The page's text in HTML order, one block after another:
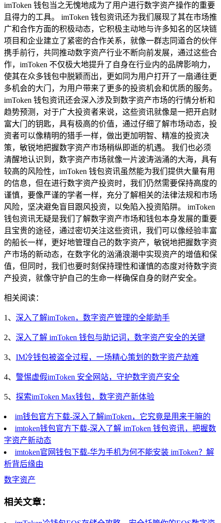
imToken 钱包当之无愧地成为了用户进行数字资产操作的重要
且得力的工具。 imToken 钱包资讯还为我们展现了其在市场推
广和合作方面的积极动态，它积极主动地与许多知名的区块链
项目和企业建立了紧密的合作关系，就像一群志同道合的伙伴
携手前行，共同推动数字资产行业不断向前发展，通过这些合
作，imToken 不仅极大地提升了自身在行业内的品牌影响力，
使其在众多钱包中脱颖而出，更如同为用户打开了一扇通往更
多机会的大门，为用户带来了更多的投资机会和优质的服务。
imToken 钱包资讯还会深入涉及到数字资产市场的行情分析和
趋势预测，对于广大投资者来说，这些资讯就像是一把开启财
富大门的钥匙，具有极高的价值，通过仔细了解市场动态，投
资者可以像精明的猎手一样，做出更加明智、精准的投资决
策，敏锐地把握数字资产市场稍纵即逝的机遇。 我们也必须
清醒地认识到，数字资产市场就像一片波涛汹涌的大海，具有
较高的风险性，imToken 钱包资讯虽然能为我们提供大量有用
的信息，但在进行数字资产投资时，我们仍然需要保持高度的
谨慎，要像严谨的学者一样，充分了解相关的法律法规和市场
风险，坚决避免盲目跟风投资，以免陷入投资陷阱。 imToken
钱包资讯无疑是我们了解数字资产市场和钱包本身发展的重要
且宝贵的途径，通过密切关注这些资讯，我们可以像经验丰富
的船长一样，更好地管理自己的数字资产，敏锐地把握数字资
产市场的新动态，在数字化的汹涌浪潮中实现资产的增值和保
值，但同时，我们也要时刻保持理性和谨慎的态度对待数字资
产投资，就像守护自己的生命一样确保自身的财产安全。
相关阅读：
1、 深入了解imToken，数字资产管理的全能助手
2、 深入了解 imToken 钱包与助记词，数字资产安全的关键
3、 IM冷钱包被盗全过程，一场精心策划的数字资产劫难
4、 警惕虚假imToken 安全网站，守护数字资产安全
5、 探索imToken Max钱包，数字资产新体验
im钱包官方下载-深入了解imToken，它究竟是用来干嘛的
imtoken钱包官方下载-深入了解 imToken 钱包资讯，把握数
字资产新动态
imtoken官网钱包下载-华为手机为何不能安装 imToken？解
析背后缘由
数字资产
相关文章：